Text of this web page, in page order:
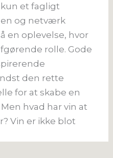
et fagligt
og netværk
en oplevelse, hvor
rolle. Gode
den rette
for at skabe en
hvad har vin at
Vin er ikke blot